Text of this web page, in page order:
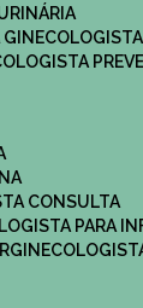
CONSULTA
PARA